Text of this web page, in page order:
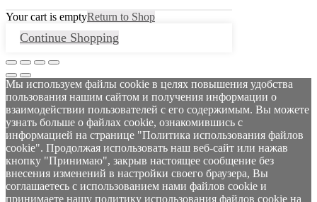
Your cart is emptyReturn to Shop
Continue Shopping
Мы используем файлы cookie в целях повышения удобства
пользования нашим сайтом и получения информации о
взаимодействии пользователей с его содержимым. Вы можете
узнать больше о файлах cookie, ознакомившись с
информацией на странице "Политика использования файлов
cookie". Продолжая использовать наш веб-сайт или нажав
кнопку "Принимаю", закрыв настоящее сообщение без
внесения изменений в настройки своего браузера, Вы
соглашаетесь с использованием нами файлов cookie и
принимаете нашу политику использования файлов cookie на